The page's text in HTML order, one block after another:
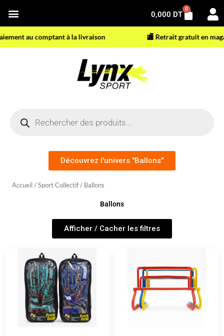
contenu
0,000 DT
0
Panier
au comptant à la livraison 🏬 Retrait gratuit en
produits
Découvrez l'univers "Ballons"
Accueil / Sport Collectif/ Ballons
Ballons
Afficher / Cacher les filtres